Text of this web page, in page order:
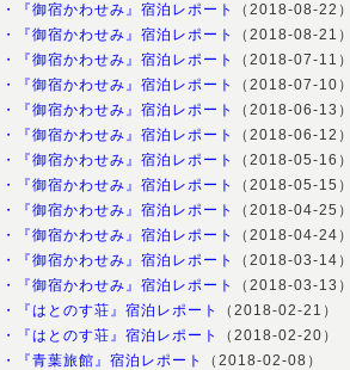
・『御宿かわせみ』宿泊レポート
（2018-08-22）
・『御宿かわせみ』宿泊レポート
（2018-08-21）
・『御宿かわせみ』宿泊レポート
（2018-07-11）
・『御宿かわせみ』宿泊レポート
（2018-07-10）
・『御宿かわせみ』宿泊レポート
（2018-06-13）
・『御宿かわせみ』宿泊レポート
（2018-06-12）
・『御宿かわせみ』宿泊レポート
（2018-05-16）
・『御宿かわせみ』宿泊レポート
（2018-05-15）
・『御宿かわせみ』宿泊レポート
（2018-04-25）
・『御宿かわせみ』宿泊レポート
（2018-04-24）
・『御宿かわせみ』宿泊レポート
（2018-03-14）
・『御宿かわせみ』宿泊レポート
（2018-03-13）
・『はとのす荘』宿泊レポート
（2018-02-21）
・『はとのす荘』宿泊レポート
（2018-02-20）
・『青葉旅館』宿泊レポート
（2018-02-08）